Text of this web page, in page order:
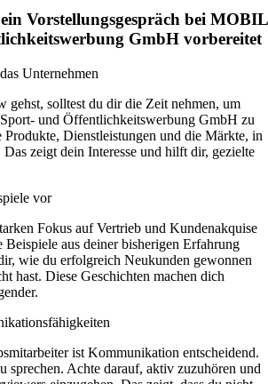
Vorstellungsgespräch bei MOBIL
GmbH vorbereitet
Unternehmen
gehst, solltest du dir die Zeit nehmen, um
und Öffentlichkeitswerbung GmbH zu
Produkte, Dienstleistungen und die Märkte, in
Das zeigt dein Interesse und hilft dir, gezielte
vor
Fokus auf Vertrieb und Kundenakquise
Beispiele aus deiner bisherigen Erfahrung
wie du erfolgreich Neukunden gewonnen
hast. Diese Geschichten machen dich
ist Kommunikation entscheidend.
sprechen. Achte darauf, aktiv zuzuhören und